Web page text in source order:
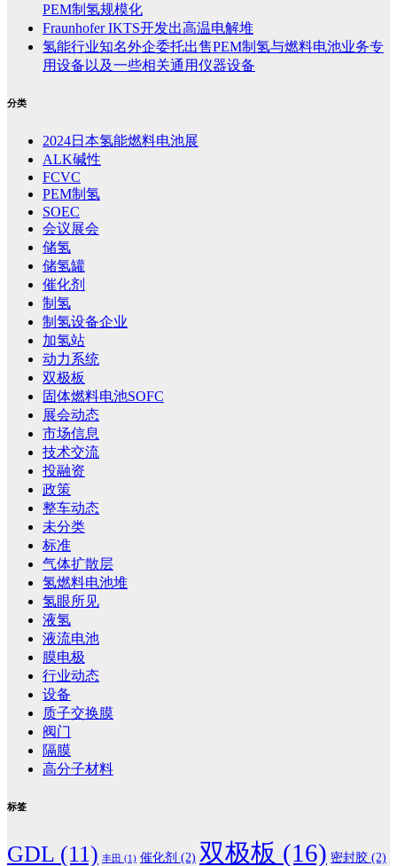
PEM制氢规模化
Fraunhofer IKTS开发出高温电解堆
氢能行业知名外企委托出售PEM制氢与燃料电池业务专
用设备以及一些相关通用仪器设备
分类
2024日本氢能燃料电池展
ALK碱性
FCVC
PEM制氢
SOEC
会议展会
储氢
储氢罐
催化剂
制氢
制氢设备企业
加氢站
动力系统
双极板
固体燃料电池SOFC
展会动态
市场信息
技术交流
投融资
政策
整车动态
未分类
标准
气体扩散层
氢燃料电池堆
氢眼所见
液氢
液流电池
膜电极
行业动态
设备
质子交换膜
阀门
隔膜
高分子材料
标签
GDL (11) 丰田 (1) 催化剂 (2) 双极板 (16) 密封胶 (2)